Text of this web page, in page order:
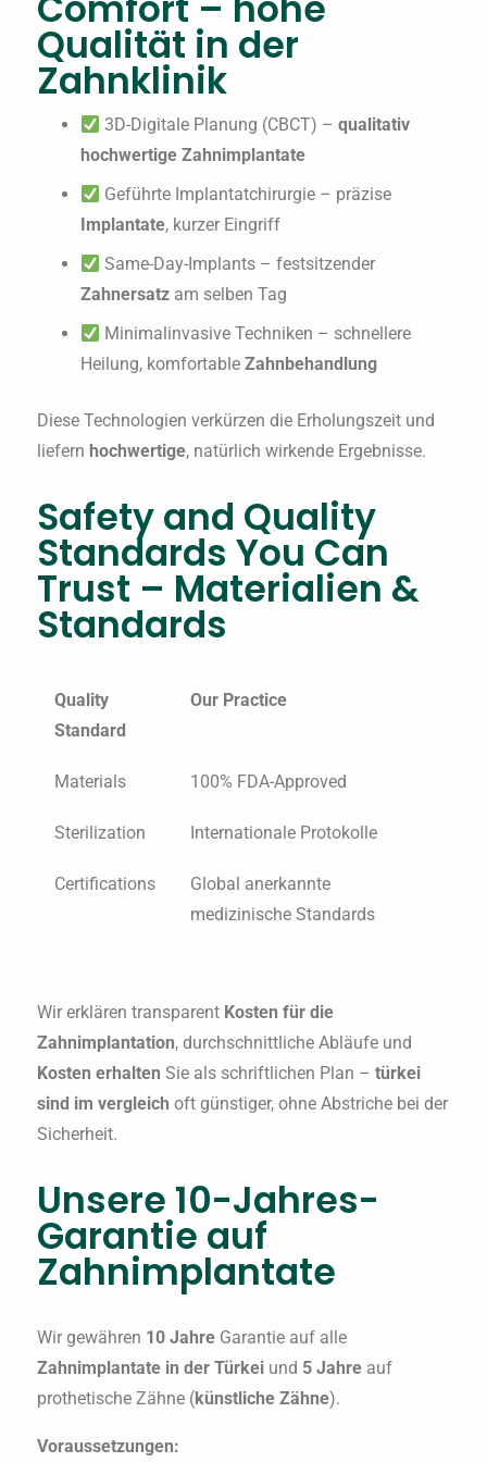
Qualität in der
Zahnklinik
3D-Digitale Planung (CBCT) –qualitativ
hochwertige Zahnimplantate
Geführte Implantatchirurgie – präzise
Implantate, kurzer Eingriff
Same-Day-Implants – festsitzender
Zahnersatz am selben Tag
Minimalinvasive Techniken – schnellere
Heilung, komfortable Zahnbehandlung
Diese Technologien verkürzen die Erholungszeit und
liefern hochwertige, natürlich wirkende Ergebnisse.
Safety and Quality
Standards You Can
Trust – Materialien &
Standards
Quality
Standard
Our Practice
Materials 100% FDA-Approved
Sterilization Internationale Protokolle
Certifications
Global anerkannte
medizinische Standards
Wir erklären transparent Kosten für die
Zahnimplantation, durchschnittliche Abläufe und
Kosten erhalten Sie als schriftlichen Plan – türkei
sind im vergleich oft günstiger, ohne Abstriche bei der
Sicherheit.
Unsere 10-Jahres-
Garantie auf
Zahnimplantate
Wir gewähren 10 Jahre Garantie auf alle
Zahnimplantate in der Türkei und 5 Jahre auf
prothetische Zähne (künstliche Zähne).
Voraussetzungen: